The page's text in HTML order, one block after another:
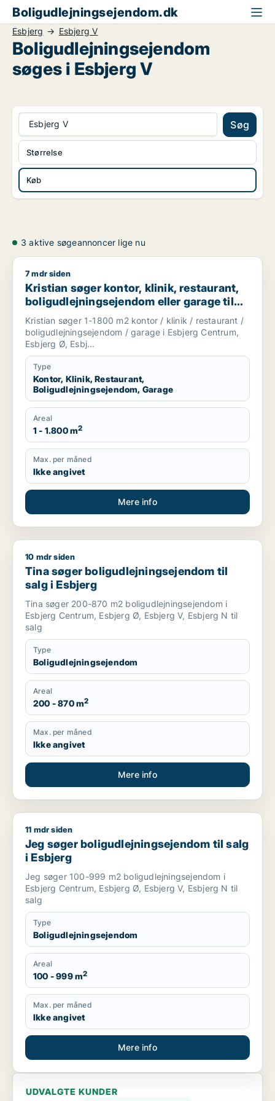
Boligudlejningsejendom.dk
Esbjerg Esbjerg V
Boligudlejningsejendom
søges i Esbjerg V
Esbjerg V Søg
Køb
Størrelse
3 aktive søgeannoncer lige nu
Kristian søger kontor, klinik, restaurant,
7 mdr siden
Kristian søger kontor, klinik, restaurant,
boligudlejningsejendom eller garage til
salg i Esbjerg
Kristian søger 1-1800 m2 kontor / klinik / restaurant /
boligudlejningsejendom / garage i Esbjerg Centrum,
Esbjerg Ø, Esbj...
Type
Kontor, Klinik, Restaurant,
Boligudlejningsejendom, Garage
Areal
1 - 1.800 m2
Max. per måned
Ikke angivet
Mere info
Tina søger boligudlejningsejendom til salg i Esbjerg
10 mdr siden
Tina søger boligudlejningsejendom til
salg i Esbjerg
Tina søger 200-870 m2 boligudlejningsejendom i
Esbjerg Centrum, Esbjerg Ø, Esbjerg V, Esbjerg N til
salg
Type
Boligudlejningsejendom
Areal
200 - 870 m2
Max. per måned
Ikke angivet
Mere info
Jeg søger boligudlejningsejendom til salg i Esbjerg
11 mdr siden
Jeg søger boligudlejningsejendom til salg
i Esbjerg
Jeg søger 100-999 m2 boligudlejningsejendom i
Esbjerg Centrum, Esbjerg Ø, Esbjerg V, Esbjerg N til
salg
Type
Boligudlejningsejendom
Areal
100 - 999 m2
Max. per måned
Ikke angivet
Mere info
UDVALGTE KUNDER